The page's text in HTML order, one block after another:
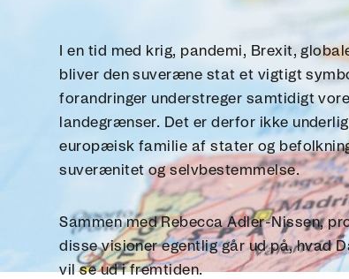
I en tid med krig, pandemi, Brexit,
bliver den suveræne stat et vigtigt
forandringer understreger samtidigt
landegrænser. Det er derfor ikke
europæisk familie af stater og
suverænitet og selvbestemmelse.
Sammen med Rebecca Adler-Nissen,
disse visioner egentlig går ud på, hvad
vil se ud i fremtiden.